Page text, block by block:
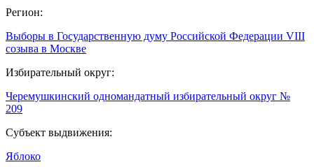
Регион:
Выборы в Государственную думу Российской Федерации VIII
созыва в Москве
Избирательный округ:
Черемушкинский одномандатный избирательный округ №
209
Субъект выдвижения:
Яблоко